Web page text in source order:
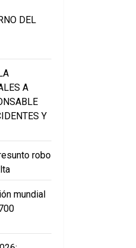
DEL
A
Y
robo
mundial